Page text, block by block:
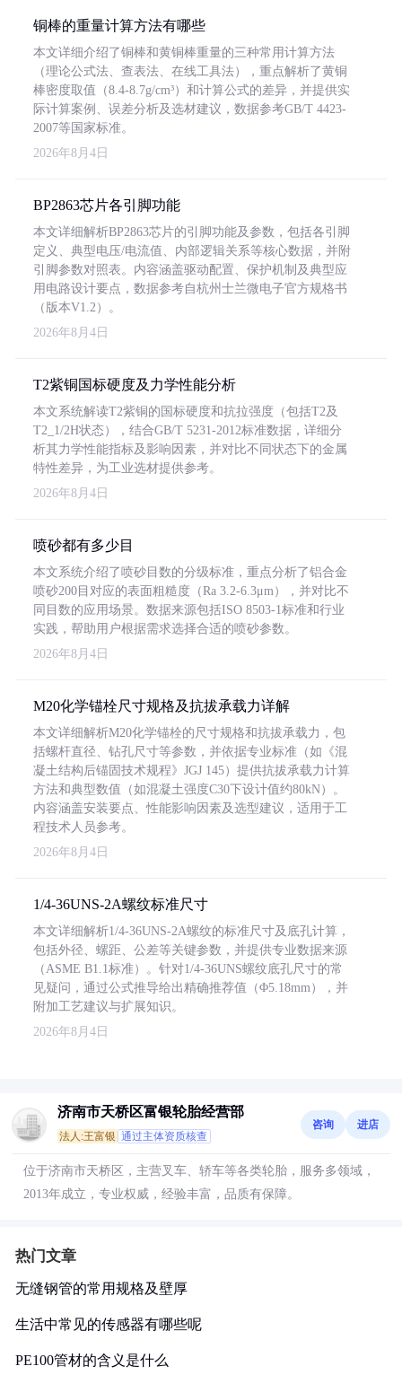
铜棒的重量计算方法有哪些
本文详细介绍了铜棒和黄铜棒重量的三种常用计算方法
（理论公式法、查表法、在线工具法），重点解析了黄铜
棒密度取值（8.4-8.7g/cm³）和计算公式的差异，并提供实
际计算案例、误差分析及选材建议，数据参考GB/T 4423-
2007等国家标准。
2026年8月4日
BP2863芯片各引脚功能
本文详细解析BP2863芯片的引脚功能及参数，包括各引脚
定义、典型电压/电流值、内部逻辑关系等核心数据，并附
引脚参数对照表。内容涵盖驱动配置、保护机制及典型应
用电路设计要点，数据参考自杭州士兰微电子官方规格书
（版本V1.2）。
2026年8月4日
T2紫铜国标硬度及力学性能分析
本文系统解读T2紫铜的国标硬度和抗拉强度（包括T2及
T2_1/2H状态），结合GB/T 5231-2012标准数据，详细分
析其力学性能指标及影响因素，并对比不同状态下的金属
特性差异，为工业选材提供参考。
2026年8月4日
喷砂都有多少目
本文系统介绍了喷砂目数的分级标准，重点分析了铝合金
喷砂200目对应的表面粗糙度（Ra 3.2-6.3μm），并对比不
同目数的应用场景。数据来源包括ISO 8503-1标准和行业
实践，帮助用户根据需求选择合适的喷砂参数。
2026年8月4日
M20化学锚栓尺寸规格及抗拔承载力详解
本文详细解析M20化学锚栓的尺寸规格和抗拔承载力，包
括螺杆直径、钻孔尺寸等参数，并依据专业标准（如《混
凝土结构后锚固技术规程》JGJ 145）提供抗拔承载力计算
方法和典型数值（如混凝土强度C30下设计值约80kN）。
内容涵盖安装要点、性能影响因素及选型建议，适用于工
程技术人员参考。
2026年8月4日
1/4-36UNS-2A螺纹标准尺寸
本文详细解析1/4-36UNS-2A螺纹的标准尺寸及底孔计算，
包括外径、螺距、公差等关键参数，并提供专业数据来源
（ASME B1.1标准）。针对1/4-36UNS螺纹底孔尺寸的常
见疑问，通过公式推导给出精确推荐值（Φ5.18mm），并
附加工艺建议与扩展知识。
2026年8月4日
济南市天桥区富银轮胎经营部
法人:王富银 通过主体资质核查
咨询 进店
位于济南市天桥区，主营叉车、轿车等各类轮胎，服务多领域，
2013年成立，专业权威，经验丰富，品质有保障。
热门文章
无缝钢管的常用规格及壁厚
生活中常见的传感器有哪些呢
PE100管材的含义是什么